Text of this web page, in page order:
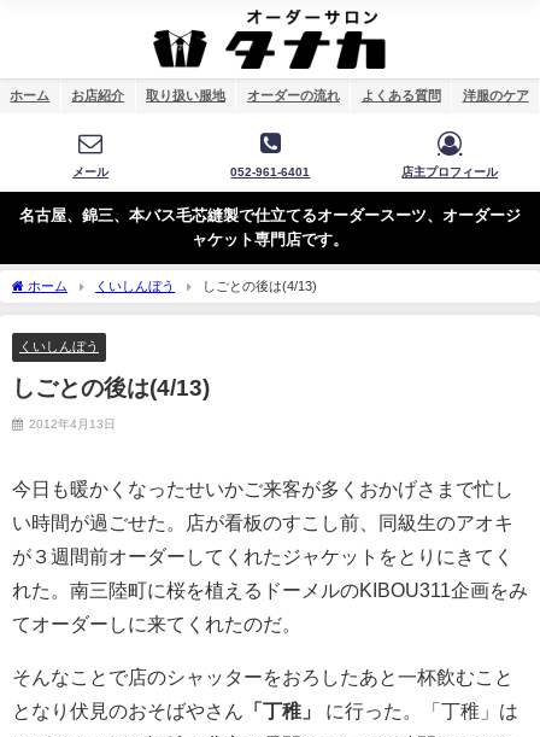
ホーム お店紹介 取り扱い服地 オーダーの流れ よくある質問 洋服のケア
メール 052-961-6401 店主プロフィール
名古屋、錦三、本バス毛芯縫製で仕立てるオーダースーツ、オーダージ
ャケット専門店です。
ホーム くいしんぼう しごとの後は(4/13)
くいしんぼう
しごとの後は(4/13)
2012年4月13日
今日も暖かくなったせいかご来客が多くおかげさまで忙し
い時間が過ごせた。店が看板のすこし前、同級生のアオキ
が３週間前オーダーしてくれたジャケットをとりにきてく
れた。南三陸町に桜を植えるドーメルのKIBOU311企画をみ
てオーダーしに来てくれたのだ。
そんなことで店のシャッターをおろしたあと一杯飲むこと
となり伏見のおそばやさん 「丁稚」
に行った。「丁稚」は